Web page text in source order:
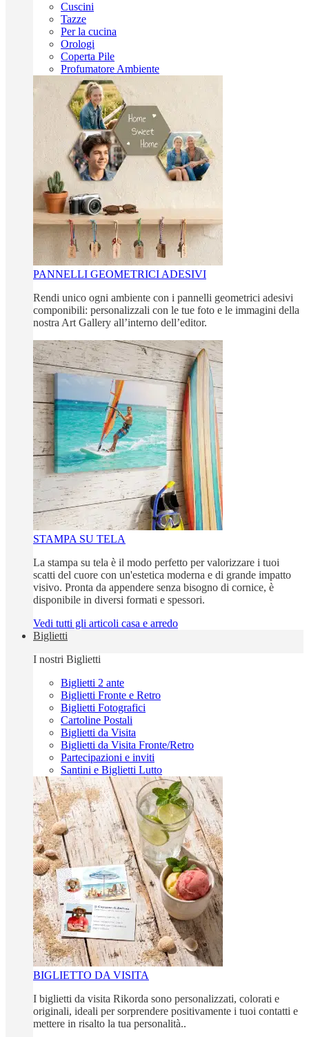
Cuscini
Tazze
Per la cucina
Orologi
Coperta Pile
Profumatore Ambiente
PANNELLI GEOMETRICI ADESIVI
Rendi unico ogni ambiente con i pannelli geometrici adesivi
componibili: personalizzali con le tue foto e le immagini della
nostra Art Gallery all’interno dell’editor.
STAMPA SU TELA
La stampa su tela è il modo perfetto per valorizzare i tuoi
scatti del cuore con un'estetica moderna e di grande impatto
visivo. Pronta da appendere senza bisogno di cornice, è
disponibile in diversi formati e spessori.
Vedi tutti gli articoli casa e arredo
Biglietti
I nostri Biglietti
Biglietti 2 ante
Biglietti Fronte e Retro
Biglietti Fotografici
Cartoline Postali
Biglietti da Visita
Biglietti da Visita Fronte/Retro
Partecipazioni e inviti
Santini e Biglietti Lutto
BIGLIETTO DA VISITA
I biglietti da visita Rikorda sono personalizzati, colorati e
originali, ideali per sorprendere positivamente i tuoi contatti e
mettere in risalto la tua personalità..